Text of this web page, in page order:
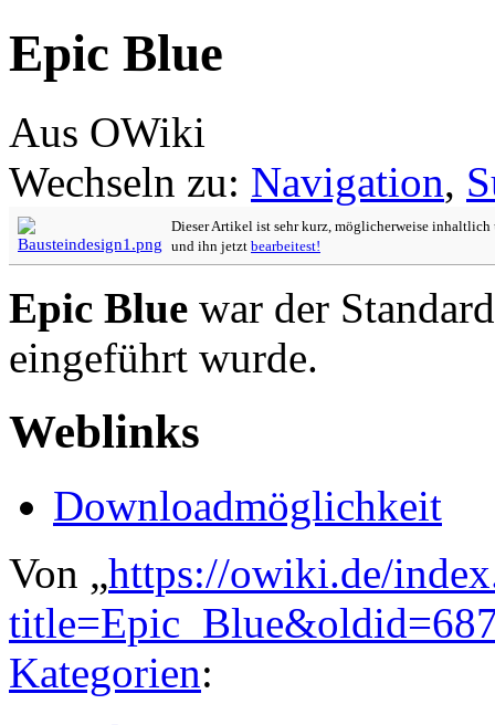
Epic Blue
Aus OWiki
Wechseln zu: Navigation,
Dieser Artikel ist sehr kurz, möglicherweise
und ihn jetzt bearbeitest!
Epic Blue war der
eingeführt wurde.
Weblinks
Downloadmöglichkeit
Von „https://owiki.de/
Kategorien: